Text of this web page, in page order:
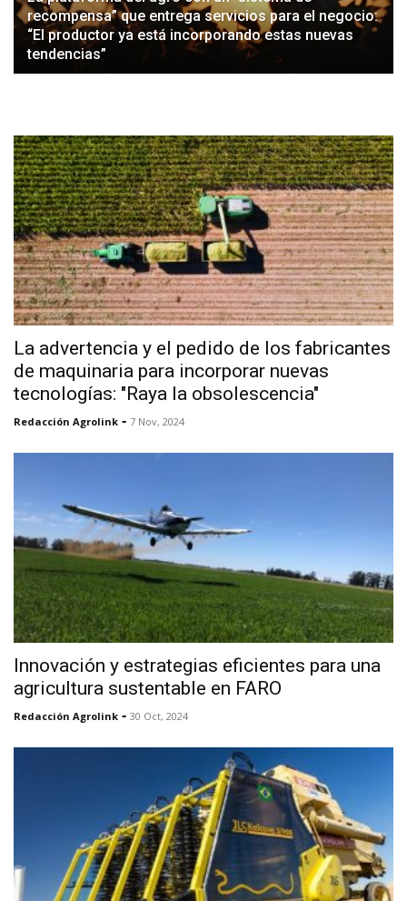
recompensa” que entrega servicios para el negocio:
“El productor ya está incorporando estas nuevas
tendencias”
La advertencia y el pedido de los fabricantes
de maquinaria para incorporar nuevas
tecnologías: "Raya la obsolescencia"
Redacción Agrolink - 7 Nov, 2024
Innovación y estrategias eficientes para una
agricultura sustentable en FARO
Redacción Agrolink - 30 Oct, 2024